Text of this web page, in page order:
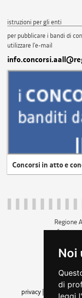
Noi
di
leggi
istruzioni per gli enti
per pubblicare i bandi di
utilizzare l'e-mail
Concorsi in atto e
Regione
c.f.
privacy
cookie |note